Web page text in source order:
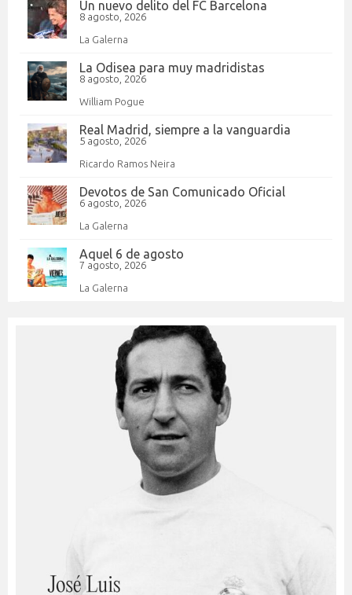
Un nuevo delito del FC Barcelona
8 agosto, 2026
La Galerna
La Odisea para muy madridistas
8 agosto, 2026
William Pogue
Real Madrid, siempre a la vanguardia
5 agosto, 2026
Ricardo Ramos Neira
Devotos de San Comunicado Oficial
6 agosto, 2026
La Galerna
Aquel 6 de agosto
7 agosto, 2026
La Galerna